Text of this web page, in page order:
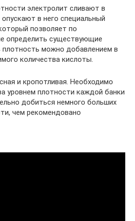
электролит сливают в
в него специальный
позволяет по
определить существующие
плотность можно добавлением в
количества кислоты.
и кропотливая. Необходимо
уровнем плотности каждой банки
добиться немного больших
чем рекомендовано